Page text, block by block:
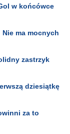
w końcówce
ma mocnych
zastrzyk
dziesiątkę
za to